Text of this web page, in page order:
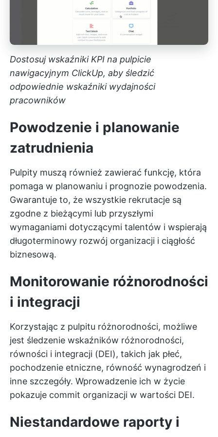
Dostosuj wskaźniki KPI na pulpicie
nawigacyjnym ClickUp, aby śledzić
odpowiednie wskaźniki wydajności
pracowników
Powodzenie i planowanie
zatrudnienia
Pulpity muszą również zawierać funkcję, która
pomaga w planowaniu i prognozie powodzenia.
Gwarantuje to, że wszystkie rekrutacje są
zgodne z bieżącymi lub przyszłymi
wymaganiami dotyczącymi talentów i wspierają
długoterminowy rozwój organizacji i ciągłość
biznesową.
Monitorowanie różnorodności
i integracji
Korzystając z pulpitu różnorodności, możliwe
jest śledzenie wskaźników różnorodności,
równości i integracji (DEI), takich jak płeć,
pochodzenie etniczne, równość wynagrodzeń i
inne szczegóły. Wprowadzenie ich w życie
pokazuje commit organizacji w wartości DEI.
Niestandardowe raporty i